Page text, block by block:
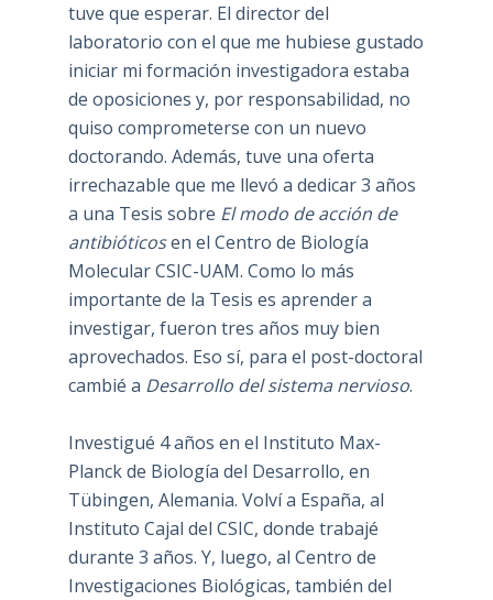
tuve que esperar. El director del
laboratorio con el que me hubiese gustado
iniciar mi formación investigadora estaba
de oposiciones y, por responsabilidad, no
quiso comprometerse con un nuevo
doctorando. Además, tuve una oferta
irrechazable que me llevó a dedicar 3 años
a una Tesis sobre El modo de acción de
antibióticosen el Centro de Biología
Molecular CSIC-UAM. Como lo más
importante de la Tesis es aprender a
investigar, fueron tres años muy bien
aprovechados. Eso sí, para el post-doctoral
cambié a Desarrollo del sistema nervioso.
Investigué 4 años en el Instituto Max-
Planck de Biología del Desarrollo, en
Tübingen, Alemania. Volví a España, al
Instituto Cajal del CSIC, donde trabajé
durante 3 años. Y, luego, al Centro de
Investigaciones Biológicas, también del